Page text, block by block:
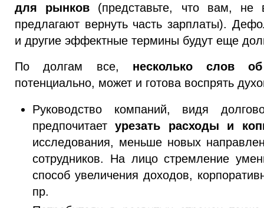
для рынков (представьте, что вам, не
предлагают вернуть часть зарплаты).
и другие эффектные термины будут еще
По долгам все, несколько слов
потенциально, может и готова воспрять
Руководство компаний, видя
предпочитаетурезать расходы и
исследования, меньше новых
сотрудников. На лицо стремление
способ увеличения доходов,
пр.